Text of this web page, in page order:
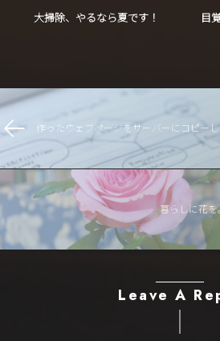
大掃除、やるなら夏です！
目
作ったウェブページをサーバーにコピー
暮らしに花
Leave A